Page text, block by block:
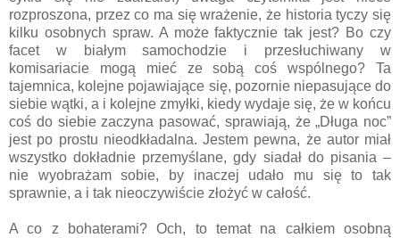
rozproszona, przez co ma się wrażenie, że historia tyczy się
kilku osobnych spraw. A może faktycznie tak jest? Bo czy
facet w białym samochodzie i przesłuchiwany w
komisariacie mogą mieć ze sobą coś wspólnego? Ta
tajemnica, kolejne pojawiające się, pozornie niepasujące do
siebie wątki, a i kolejne zmyłki, kiedy wydaje się, że w końcu
coś do siebie zaczyna pasować, sprawiają, że „Długa noc”
jest po prostu nieodkładalna. Jestem pewna, że autor miał
wszystko dokładnie przemyślane, gdy siadał do pisania –
nie wyobrażam sobie, by inaczej udało mu się to tak
sprawnie, a i tak nieoczywiście złożyć w całość.
A co z bohaterami? Och, to temat na całkiem osobną